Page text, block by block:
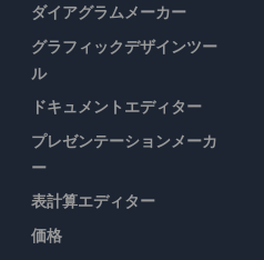
ダイアグラムメーカー
グラフィックデザインツー
ル
ドキュメントエディター
プレゼンテーションメーカ
ー
表計算エディター
価格